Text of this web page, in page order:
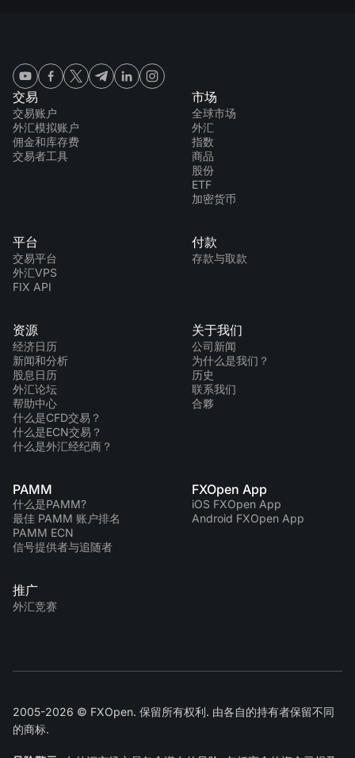
交易
交易账户
外汇模拟账户
佣金和库存费
交易者工具
市场
全球市场
外汇
指数
商品
股份
ETF
加密货币
平台
交易平台
外汇VPS
FIX API
付款
存款与取款
资源
经济日历
新闻和分析
股息日历
外汇论坛
帮助中心
什么是CFD交易？
什么是ECN交易？
什么是外汇经纪商？
关于我们
公司新闻
为什么是我们？
历史
联系我们
合夥
PAMM
什么是PAMM?
最佳 PAMM 账户排名
PAMM ECN
信号提供者与追随者
FXOpen App
iOS FXOpen App
Android FXOpen App
推广
外汇竞赛
2005-2026 © FXOpen. 保留所有权利. 由各自的持有者保留不同
的商标.